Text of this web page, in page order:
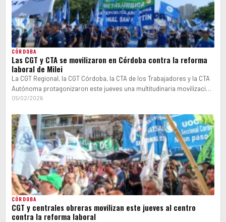
CÓRDOBA
Las CGT y CTA se movilizaron en Córdoba contra la reforma
laboral de Milei
La CGT Regional, la CGT Córdoba, la CTA de los Trabajadores y la CTA
Autónoma protagonizaron este jueves una multitudinaria movilización
en…
05/02/2026
CÓRDOBA
CGT y centrales obreras movilizan este jueves al centro
contra la reforma laboral